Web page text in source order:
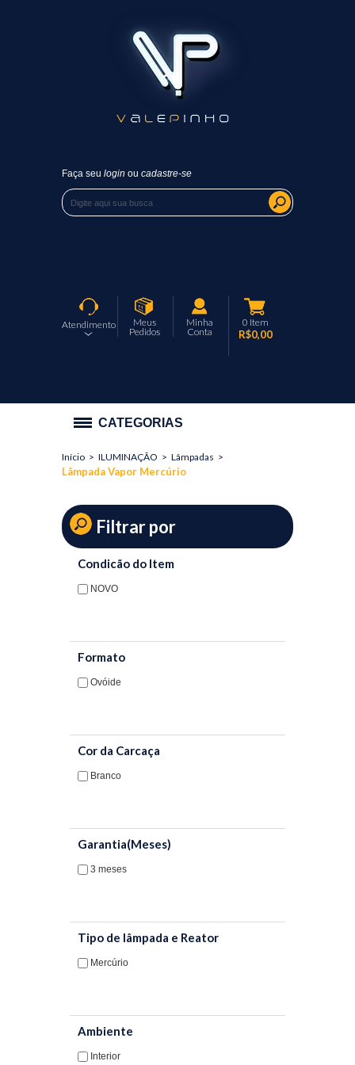
Faça seu login ou cadastre-se
Atendimento
Meus
Pedidos
Minha
Conta
0 Item
R$0,00
CATEGORIAS
PROMOÇÃO
Lâmpadas
Lâmpada Eletrônica
Lâmpada Halógena AR
Lâmpada Halógena Cápsula
Lâmpada Halógena Eco
Lâmpada Halógena Palito
Lâmpada Halógena Twist
Lâmpada Metálica Duplo Contato
Início > ILUMINAÇÃO > Lâmpadas >
Lâmpada Vapor Mercúrio
Filtrar por
Condicão do Item
NOVO
Formato
Ovóide
Cor da Carcaça
Branco
Garantia(Meses)
3 meses
Tipo de lâmpada e Reator
Mercúrio
Ambiente
Interior